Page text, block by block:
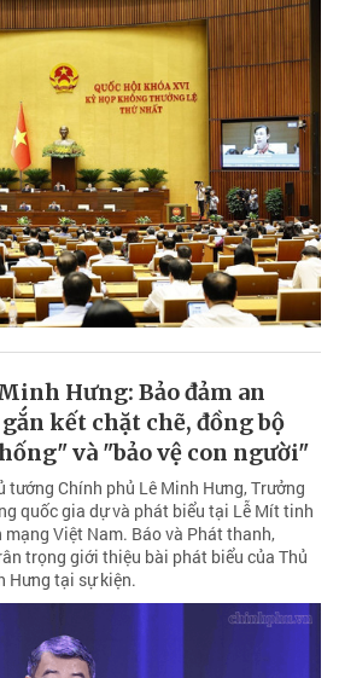
Hưng: Bảo đảm an
kết chặt chẽ, đồng bộ
và "bảo vệ con người"
tướng Chính phủ Lê Minh Hưng, Trưởng
quốc gia dự và phát biểu tại Lễ Mít tinh
Việt Nam. Báo và Phát thanh,
trọng giới thiệu bài phát biểu của Thủ
Hưng tại sự kiện.